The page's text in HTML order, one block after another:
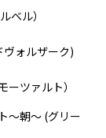
さんご承知の
楽が聴こえづ
ートがしっか
も出しやすい
アレンジも、
ぽいダンス風
する中で、当
ベル）
ォルザーク)
ツァルト）
～朝～ (グリー